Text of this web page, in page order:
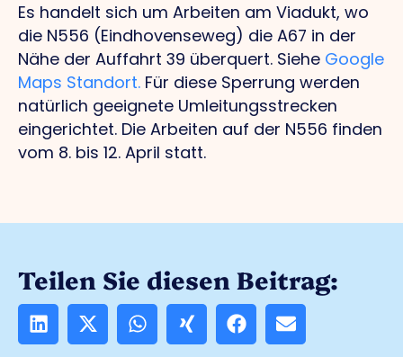
Es handelt sich um Arbeiten am Viadukt, wo
die N556 (Eindhovenseweg) die A67 in der
Nähe der Auffahrt 39 überquert. Siehe Google
Maps Standort. Für diese Sperrung werden
natürlich geeignete Umleitungsstrecken
eingerichtet. Die Arbeiten auf der N556 finden
vom 8. bis 12. April statt.
Teilen Sie diesen Beitrag: